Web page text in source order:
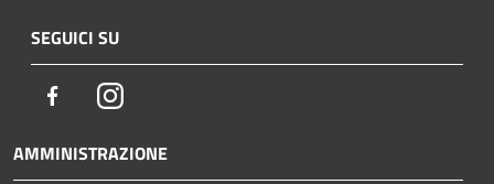
SEGUICI SU
FacebookInstagram
AMMINISTRAZIONE